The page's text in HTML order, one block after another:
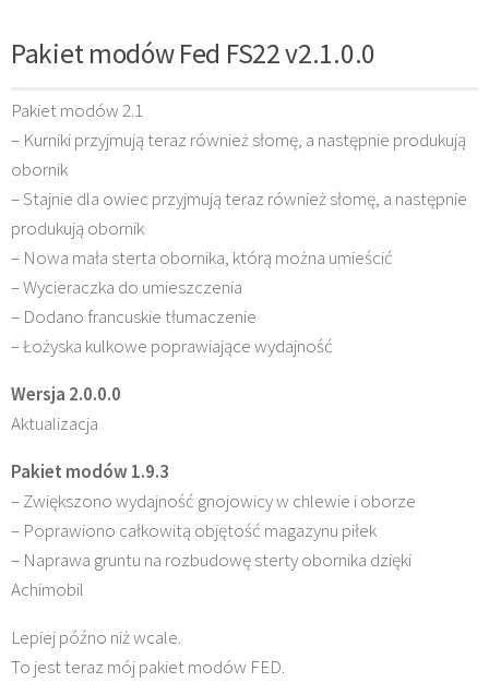
Pakiet modów Fed FS22 v2.1.0.0
Pakiet modów 2.1
– Kurniki przyjmują teraz również słomę, a następnie produkują
obornik
– Stajnie dla owiec przyjmują teraz również słomę, a następnie
produkują obornik
– Nowa mała sterta obornika, którą można umieścić
– Wycieraczka do umieszczenia
– Dodano francuskie tłumaczenie
– Łożyska kulkowe poprawiające wydajność
Wersja 2.0.0.0
Aktualizacja
Pakiet modów 1.9.3
– Zwiększono wydajność gnojowicy w chlewie i oborze
– Poprawiono całkowitą objętość magazynu piłek
– Naprawa gruntu na rozbudowę sterty obornika dzięki
Achimobil
Lepiej późno niż wcale.
To jest teraz mój pakiet modów FED.